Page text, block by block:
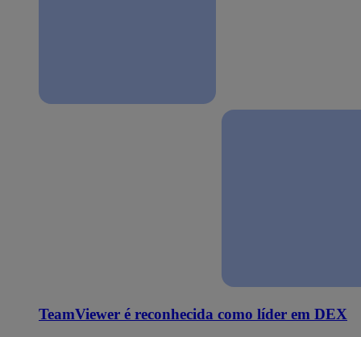
TeamViewer é reconhecida como líder em DEX